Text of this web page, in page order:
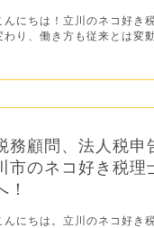
んにちは！立川のネコ好き
わり、働き方も従来とは変
務顧問、法人税申
市のネコ好き税
！
んにちは。立川のネコ好き